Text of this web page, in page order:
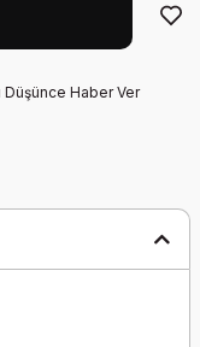
Düşünce Haber Ver